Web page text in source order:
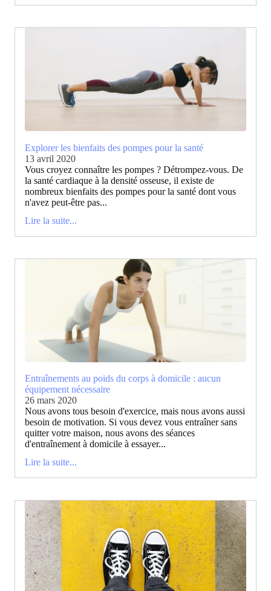
Explorer les bienfaits des pompes pour la santé
13 avril 2020
Vous croyez connaître les pompes ? Détrompez-vous. De
la santé cardiaque à la densité osseuse, il existe de
nombreux bienfaits des pompes pour la santé dont vous
n'avez peut-être pas...
Lire la suite...
Entraînements au poids du corps à domicile : aucun
équipement nécessaire
26 mars 2020
Nous avons tous besoin d'exercice, mais nous avons aussi
besoin de motivation. Si vous devez vous entraîner sans
quitter votre maison, nous avons des séances
d'entraînement à domicile à essayer...
Lire la suite...